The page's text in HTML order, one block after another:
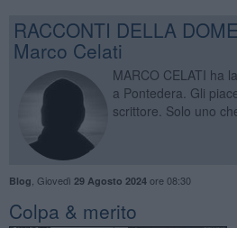
RACCONTI DELLA
Marco Celati
MARCO CELATI ha
a Pontedera. Gli
scrittore. Solo uno
Blog Giovedì 29 Agosto 2024ore 08:30
Colpa & merito